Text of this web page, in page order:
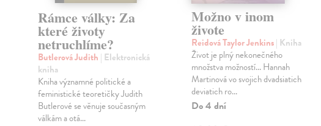
Rámce války: Za
které životy
netruchlíme?
Butlerová Judith | Elektronická
kniha
Kniha významné politické a
feministické teoretičky Judith
Butlerové se věnuje současným
válkám a otá...
Možno v inom
živote
Reidová Taylor Jenkins| Kniha
Život je plný nekonečného
množstva možností... Hannah
Martinová vo svojich dvadsiatich
deviatich ro...
Do 4 dní